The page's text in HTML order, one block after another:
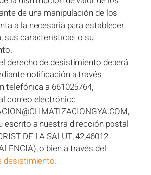
de una manipulación de los
a la necesaria para establecer
sus características o su
derecho de desistimiento deberá
notificación a través
telefónica a 661025764,
correo electrónico
escrito a nuestra dirección postal
DE LA SALUT, 42,46012
o bien a través del
desistimiento.